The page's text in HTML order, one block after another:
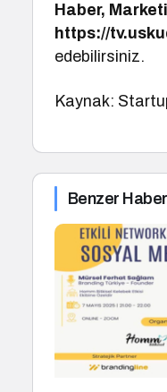
Haber,
https://
edebilirsiniz.
Kaynak:
Benzer